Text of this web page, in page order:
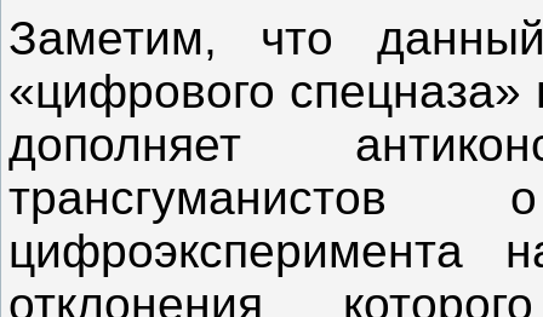
Заметим, что
«цифрового
дополняет
цифроэксперимента
отклонения